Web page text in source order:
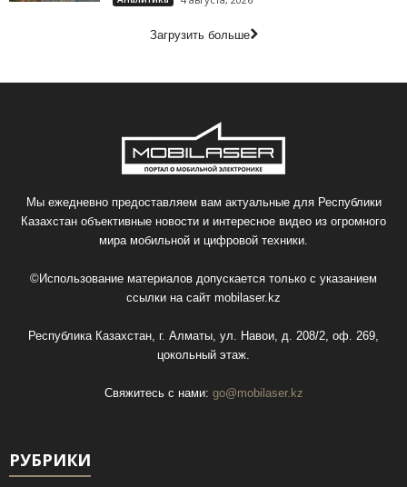
Загрузить больше
Мы ежедневно предоставляем вам актуальные для Республики
Казахстан объективные новости и интересное видео из огромного
мира мобильной и цифровой техники.
©Использование материалов допускается только с указанием
ссылки на сайт mobilaser.kz
Республика Казахстан, г. Алматы, ул. Навои, д. 208/2, оф. 269,
цокольный этаж.
Свяжитесь с нами: go@mobilaser.kz
РУБРИКИ